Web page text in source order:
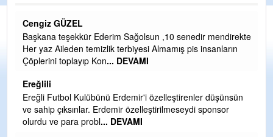
Cengiz GÜZEL
Başkana teşekkür Ederim Sağolsun ,10 senedir mendirekte
Her yaz Aileden temizlik terbiyesi Almamış pis insanların
Çöplerini toplayıp Kon... DEVAMI
Ereğlili
Ereğli Futbol Kulübünü Erdemir'i özelleştirenler düşünsün
ve sahip çıksınlar. Erdemir özelleştirilmeseydi sponsor
olurdu ve para probl... DEVAMI